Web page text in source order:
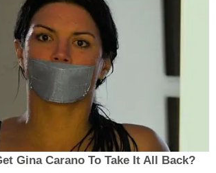
Gina Carano To Take It All Back?